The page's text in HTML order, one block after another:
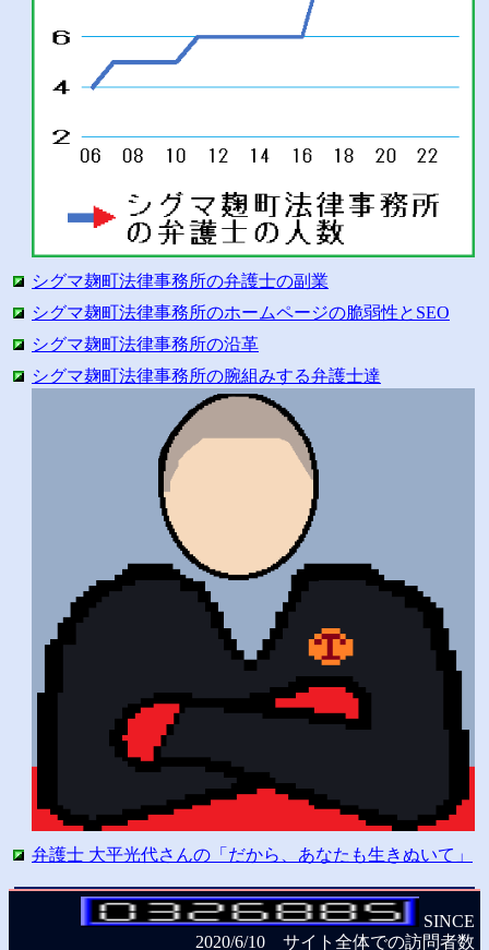
シグマ麹町法律事務所の弁護士の副業
シグマ麹町法律事務所のホームページの脆弱性とSEO
シグマ麹町法律事務所の沿革
シグマ麹町法律事務所の腕組みする弁護士達
弁護士 大平光代さんの「だから、あなたも生きぬいて」
SINCE
2020/6/10 サイト全体での訪問者数